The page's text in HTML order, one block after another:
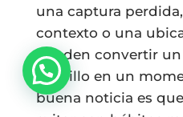
una captura
contexto o una
pueden convertir
sencillo en un
buena noticia es